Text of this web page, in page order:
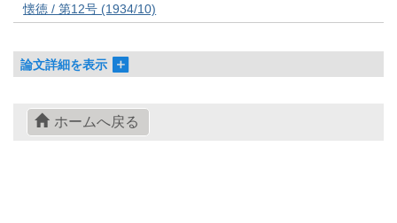
懐徳 / 第12号 (1934/10)
論文詳細を表示
ホームへ戻る